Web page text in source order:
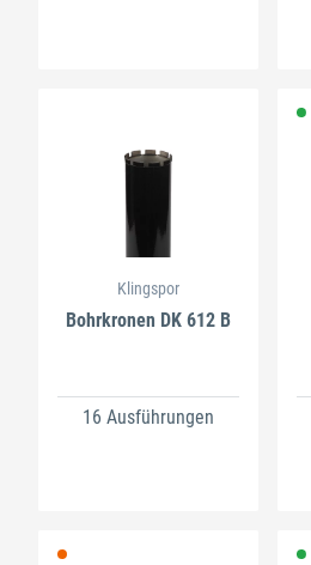
Klingspor
Bohrkronen DK 612 B
16 Ausführungen